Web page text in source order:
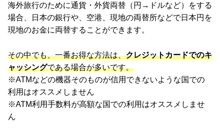
海外旅行のために通貨・外貨両替（円→ドルなど）をする
場合、日本の銀行や、空港、現地の両替所などで日本円を
現地のお金に両替することができます。
その中でも、一番お得な方法は、クレジットカードでのキ
ャッシングである場合が多いです。
※ATMなどの機器そのものが信用できないような国での
利用はオススメしません
※ATM利用手数料が高額な国での利用はオススメしませ
ん